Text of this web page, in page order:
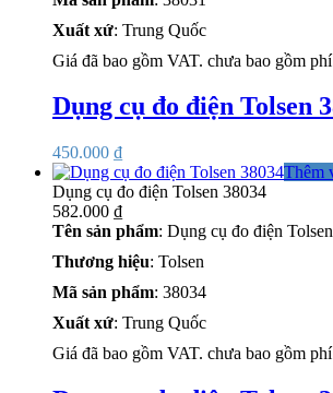
Xuất xứ: Trung Quốc
Giá đã bao gồm VAT. chưa bao gồm
Dụng cụ đo điện Tolsen
450.000 ₫
Thêm
Dụng cụ đo điện Tolsen 38034
582.000 ₫
Tên sản phẩm: Dụng cụ đo điện
Thương hiệu: Tolsen
Mã sản phẩm: 38034
Xuất xứ: Trung Quốc
Giá đã bao gồm VAT. chưa bao gồm